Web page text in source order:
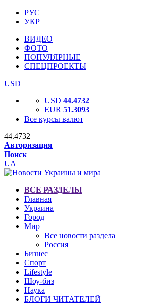
РУС
УКР
ВИДЕО
ФОТО
ПОПУЛЯРНЫЕ
СПЕЦПРОЕКТЫ
USD
USD 44.4732
EUR 51.3093
Все курсы валют
44.4732
Авторизация
Поиск
UA
ВСЕ РАЗДЕЛЫ
Главная
Украина
Город
Мир
Все новости раздела
Россия
Бизнес
Спорт
Lifestyle
Шоу-биз
Наука
БЛОГИ ЧИТАТЕЛЕЙ